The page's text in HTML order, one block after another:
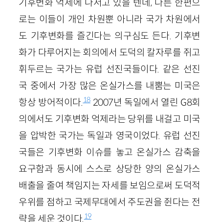
기후변화 억제에 나서고 있을 텐데, 다른 한편으
로는 이들이 개인 차원뿐 아니라 국가 차원에서
도 기후변화를 즐긴다는 의구심도 든다. 기후변
화가 다루어지는 회의에서 도덕의 칼자루를 쥐고
휘두르는 국가는 유럽 선진국들이다. 같은 선진
국 중에서 가장 많은 온실가스를 내뿜는 미국은
항상 방어적이다.182007년 독일에서 열린 G8회
의에서도 기후변화 억제라는 당위를 내걸고 미국
을 압박한 국가는 독일과 영국이었다. 유럽 선진
국들은 기후변화 이슈를 놓고 온실가스 감축을
요구함과 동시에 스스로 상당한 양의 온실가스
배출을 줄여 책임지는 자세를 보임으로써 도덕적
우위를 점하고 국제무대에서 주도권을 쥔다는 전
략을 세운 것이다.19